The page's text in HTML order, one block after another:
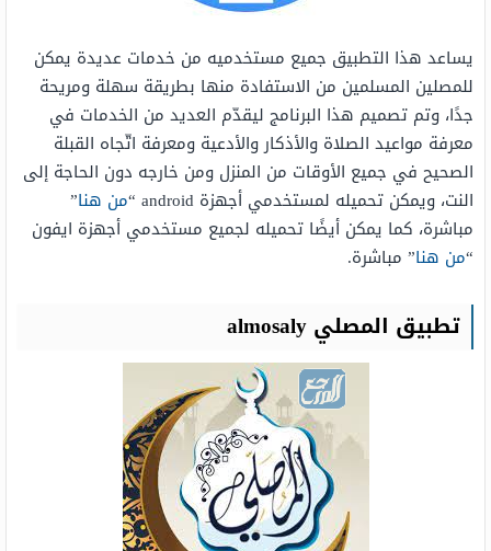
يساعد هذا التطبيق جميع مستخدميه من خدمات عديدة يمكن
للمصلين المسلمين من الاستفادة منها بطريقة سهلة ومريحة
جدًا، وتم تصميم هذا البرنامج ليقدّم العديد من الخدمات في
معرفة مواعيد الصلاة والأذكار والأدعية ومعرفة اتّجاه القبلة
الصحيح في جميع الأوقات من المنزل ومن خارجه دون الحاجة إلى
النت، ويمكن تحميله لمستخدمي أجهزة android “
من هنا”
مباشرة، كما يمكن أيضًا تحميله لجميع مستخدمي أجهزة ايفون
“من هنا” مباشرة.
تطبيق المصلي almosaly